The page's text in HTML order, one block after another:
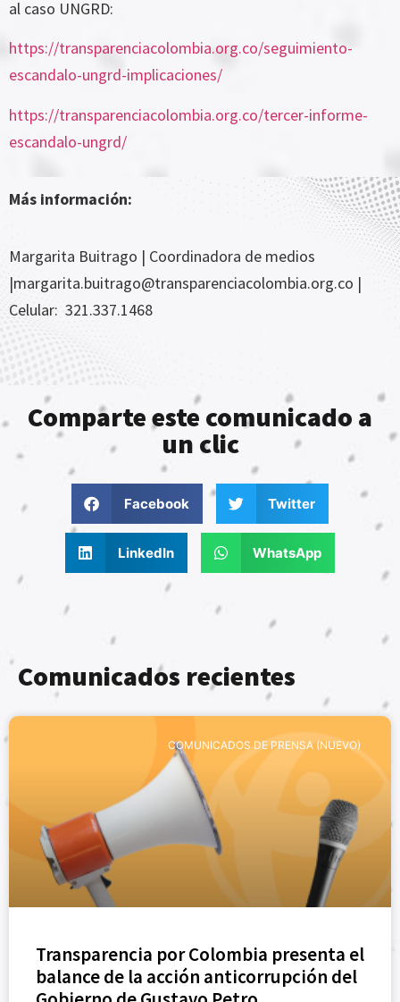
al caso UNGRD:
https://transparenciacolombia.org.co/seguimiento-
escandalo-ungrd-implicaciones/
https://transparenciacolombia.org.co/tercer-informe-
escandalo-ungrd/
Más información:
Margarita Buitrago | Coordinadora de medios
|margarita.buitrago@transparenciacolombia.org.co |
Celular: 321.337.1468
Comparte este comunicado a
un clic
Facebook Twitter
LinkedIn WhatsApp
Comunicados recientes
COMUNICADOS DE PRENSA (NUEVO)
Transparencia por Colombia presenta el
balance de la acción anticorrupción del